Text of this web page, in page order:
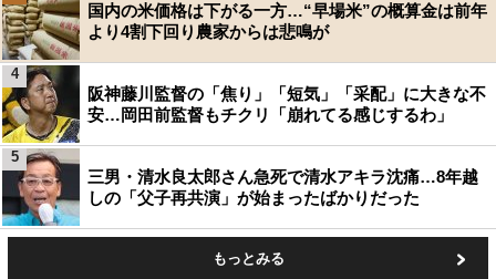
国内の米価格は下がる一方…“早場米”の概算金は前年
より4割下回り農家からは悲鳴が
阪神藤川監督の「焦り」「短気」「采配」に大きな不
安…岡田前監督もチクリ「崩れてる感じするわ」
4
三男・清水良太郎さん急死で清水アキラ沈痛…8年越
しの「父子再共演」が始まったばかりだった
5
もっとみる